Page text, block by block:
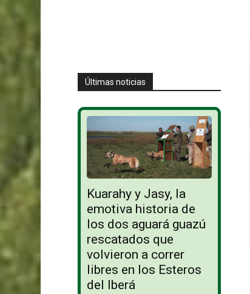
Últimas noticias
Kuarahy y Jasy, la
emotiva historia de
los dos aguará guazú
rescatados que
volvieron a correr
libres en los Esteros
del Iberá